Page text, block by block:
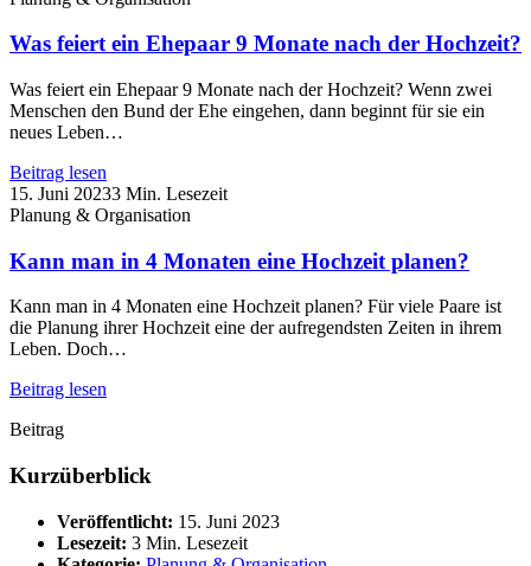
Was feiert ein Ehepaar 9 Monate nach der Hochzeit?
Was feiert ein Ehepaar 9 Monate nach der Hochzeit? Wenn zwei
Menschen den Bund der Ehe eingehen, dann beginnt für sie ein
neues Leben…
Beitrag lesen
15. Juni 20233 Min. Lesezeit
Planung & Organisation
Kann man in 4 Monaten eine Hochzeit planen?
Kann man in 4 Monaten eine Hochzeit planen? Für viele Paare ist
die Planung ihrer Hochzeit eine der aufregendsten Zeiten in ihrem
Leben. Doch…
Beitrag lesen
Beitrag
Kurzüberblick
Veröffentlicht: 15. Juni 2023
Lesezeit: 3 Min. Lesezeit